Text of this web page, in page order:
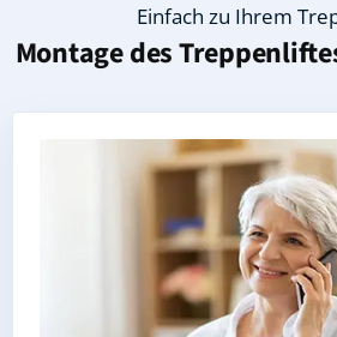
Einfach zu Ihrem
Montage des
Persönliche Treppenlift-